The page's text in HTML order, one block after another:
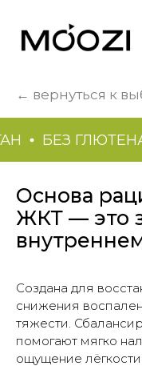
← вернуться к
БЕЗ ГЛЮТЕНА
Основа
ЖКТ — это
Создана для
снижения
тяжести.
помогают мягко
ощущение